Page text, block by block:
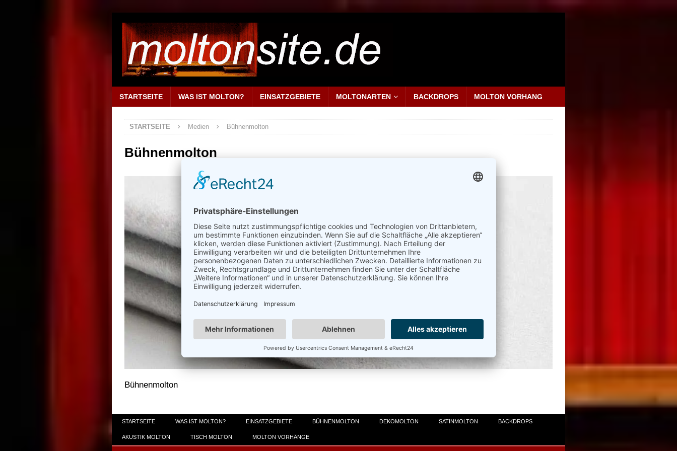
STARTSEITE WAS IST MOLTON? EINSATZGEBIETE MOLTONARTEN BACKDROPS MOLTON VORHANG
STARTSEITE Medien Bühnenmolton
Bühnenmolton
Bühnenmolton
STARTSEITE WAS IST MOLTON? EINSATZGEBIETE BÜHNENMOLTON DEKOMOLTON SATINMOLTON BACKDROPS
AKUSTIK MOLTON TISCH MOLTON MOLTON VORHÄNGE